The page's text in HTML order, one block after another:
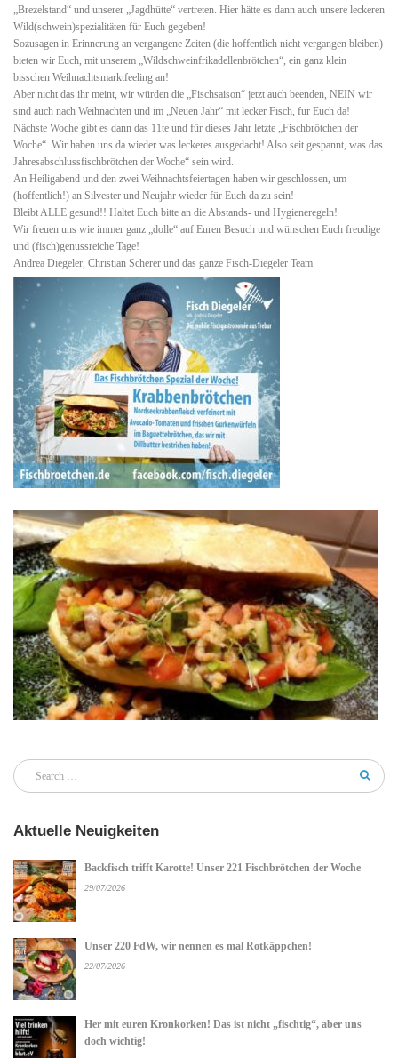
„Brezelstand“ und unserer „Jagdhütte“ vertreten. Hier hätte es dann auch unsere leckeren
Wild(schwein)spezialitäten für Euch gegeben!
Sozusagen in Erinnerung an vergangene Zeiten (die hoffentlich nicht vergangen bleiben)
bieten wir Euch, mit unserem „Wildschweinfrikadellenbrötchen“, ein ganz klein
bisschen Weihnachtsmarktfeeling an!
Aber nicht das ihr meint, wir würden die „Fischsaison“ jetzt auch beenden, NEIN wir
sind auch nach Weihnachten und im „Neuen Jahr“ mit lecker Fisch, für Euch da!
Nächste Woche gibt es dann das 11te und für dieses Jahr letzte „Fischbrötchen der
Woche“. Wir haben uns da wieder was leckeres ausgedacht! Also seit gespannt, was das
Jahresabschlussfischbrötchen der Woche“ sein wird.
An Heiligabend und den zwei Weihnachtsfeiertagen haben wir geschlossen, um
(hoffentlich!) an Silvester und Neujahr wieder für Euch da zu sein!
Bleibt ALLE gesund!! Haltet Euch bitte an die Abstands- und Hygieneregeln!
Wir freuen uns wie immer ganz „dolle“ auf Euren Besuch und wünschen Euch freudige
und (fisch)genussreiche Tage!
Andrea Diegeler, Christian Scherer und das ganze Fisch-Diegeler Team
Aktuelle Neuigkeiten
Backfisch trifft Karotte! Unser 221 Fischbrötchen der Woche
29/07/2026
Unser 220 FdW, wir nennen es mal Rotkäppchen!
22/07/2026
Her mit euren Kronkorken! Das ist nicht „fischtig“, aber uns
doch wichtig!